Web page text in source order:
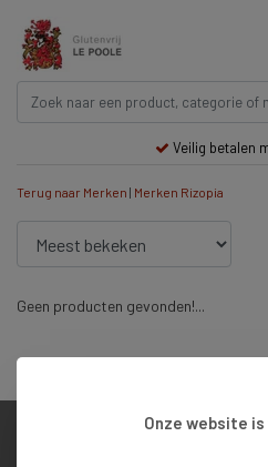
Veilig betalen
Terug naar Merken | Merken Rizopia
Geen producten gevonden!...
Onze website